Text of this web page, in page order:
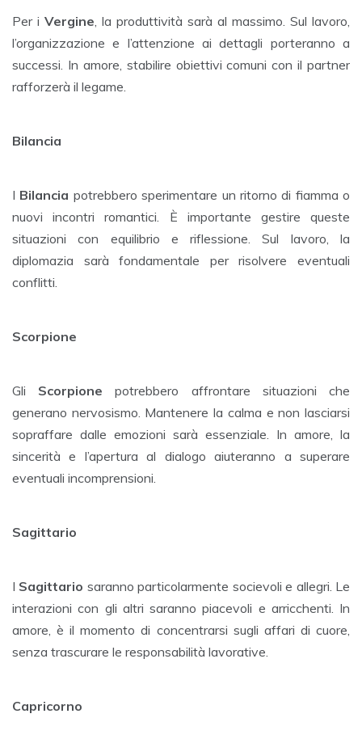
Per i Vergine, la produttività sarà al massimo. Sul lavoro,
l’organizzazione e l’attenzione ai dettagli porteranno a
successi. In amore, stabilire obiettivi comuni con il partner
rafforzerà il legame.
Bilancia
I Bilancia potrebbero sperimentare un ritorno di fiamma o
nuovi incontri romantici. È importante gestire queste
situazioni con equilibrio e riflessione. Sul lavoro, la
diplomazia sarà fondamentale per risolvere eventuali
conflitti.
Scorpione
Gli Scorpione potrebbero affrontare situazioni che
generano nervosismo. Mantenere la calma e non lasciarsi
sopraffare dalle emozioni sarà essenziale. In amore, la
sincerità e l’apertura al dialogo aiuteranno a superare
eventuali incomprensioni.
Sagittario
I Sagittario saranno particolarmente socievoli e allegri. Le
interazioni con gli altri saranno piacevoli e arricchenti. In
amore, è il momento di concentrarsi sugli affari di cuore,
senza trascurare le responsabilità lavorative.
Capricorno